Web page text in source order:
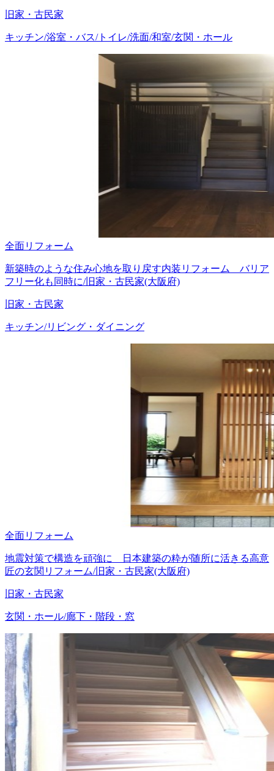
旧家・古民家
キッチン/浴室・バス/トイレ/洗面/和室/玄関・ホール
全面リフォーム
新築時のような住み心地を取り戻す内装リフォーム バリア
フリー化も同時に/旧家・古民家(大阪府)
旧家・古民家
キッチン/リビング・ダイニング
全面リフォーム
地震対策で構造を頑強に 日本建築の粋が随所に活きる高意
匠の玄関リフォーム/旧家・古民家(大阪府)
旧家・古民家
玄関・ホール/廊下・階段・窓